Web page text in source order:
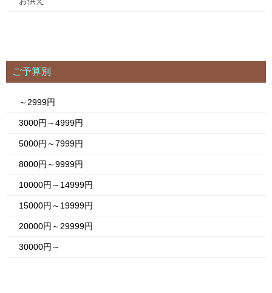
ご予算別
～2999円
3000円～4999円
5000円～7999円
8000円～9999円
10000円～14999円
15000円～19999円
20000円～29999円
30000円～